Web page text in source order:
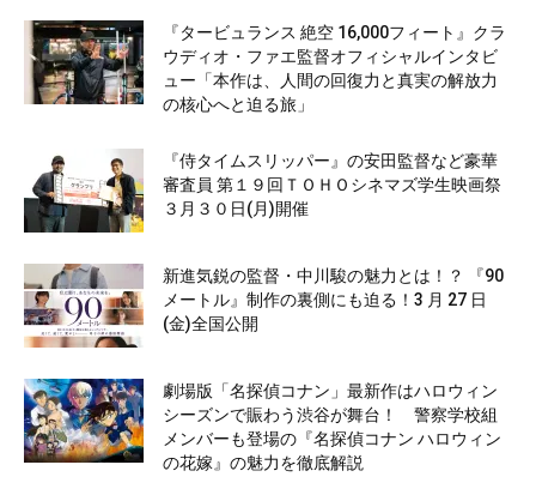
『タービュランス 絶空 16,000フィート』クラ
ウディオ・ファエ監督オフィシャルインタビ
ュー「本作は、人間の回復力と真実の解放力
の核心へと迫る旅」
『侍タイムスリッパー』の安田監督など豪華
審査員 第１９回ＴＯＨＯシネマズ学生映画祭
３月３０日(月)開催
新進気鋭の監督・中川駿の魅力とは！？ 『90
メートル』制作の裏側にも迫る！3 月 27 日
(金)全国公開
劇場版「名探偵コナン」最新作はハロウィン
シーズンで賑わう渋谷が舞台！ 警察学校組
メンバーも登場の『名探偵コナン ハロウィン
の花嫁』の魅力を徹底解説